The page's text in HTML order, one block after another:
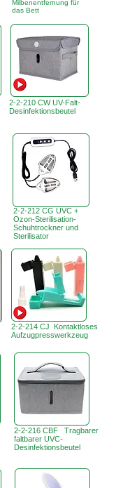
Milbenentfernung für
das Bett
2-2-210 CW UV-Falt-
Desinfektionsbeutel
2-2-212 CG UVC +
Ozon-Sterilisation-
Schuhtrockner und
Sterilisator
2-2-214 CJ Kontaktloses
Aufzugpresswerkzeug
2-2-216 CBF Tragbarer
faltbarer UVC-
Desinfektionsbeutel